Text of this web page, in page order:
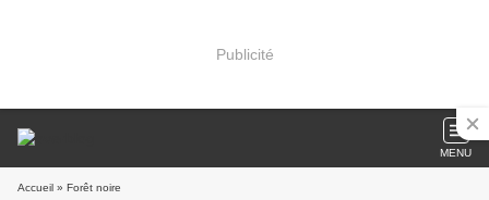
Publicité
MENU
Accueil » Forêt noire